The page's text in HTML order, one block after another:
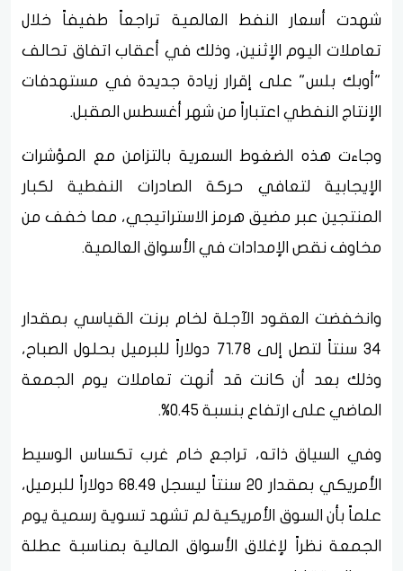
شهدت أسعار النفط العالمية تراجعاً طفيفاً خلال
تعاملات اليوم الإثنين، وذلك في أعقاب اتفاق تحالف
"أوبك بلس" على إقرار زيادة جديدة في مستهدفات
الإنتاج النفطي اعتباراً من شهر أغسطس المقبل.
وجاءت هذه الضغوط السعرية بالتزامن مع المؤشرات
الإيجابية لتعافي حركة الصادرات النفطية لكبار
المنتجين عبر مضيق هرمز الاستراتيجي، مما خفف من
مخاوف نقص الإمدادات في الأسواق العالمية.
وانخفضت العقود الآجلة لخام برنت القياسي بمقدار
34 سنتاً لتصل إلى 71.78 دولاراً للبرميل بحلول الصباح،
وذلك بعد أن كانت قد أنهت تعاملات يوم الجمعة
الماضي على ارتفاع بنسبة 0.45%.
وفي السياق ذاته، تراجع خام غرب تكساس الوسيط
الأمريكي بمقدار 20 سنتاً ليسجل 68.49 دولاراً للبرميل،
علماً بأن السوق الأمريكية لم تشهد تسوية رسمية يوم
الجمعة نظراً لإغلاق الأسواق المالية بمناسبة عطلة